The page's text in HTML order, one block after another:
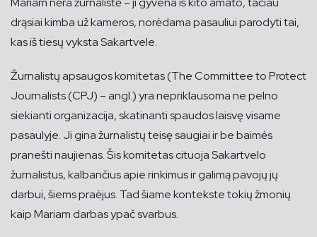
drąsiai kimba už kameros, norėdama pasauliui parodyti tai,
kas iš tiesų vyksta Sakartvele.
Žurnalistų apsaugos komitetas (The Committee to Protect
Journalists (CPJ) – angl.) yra nepriklausoma ne pelno
siekianti organizacija, skatinanti spaudos laisvę visame
pasaulyje. Ji gina žurnalistų teisę saugiai ir be baimės
pranešti naujienas. Šis komitetas cituoja Sakartvelo
žurnalistus, kalbančius apie rinkimus ir galimą pavojų jų
darbui, šiems praėjus. Tad šiame kontekste tokių žmonių
kaip Mariam darbas ypač svarbus.